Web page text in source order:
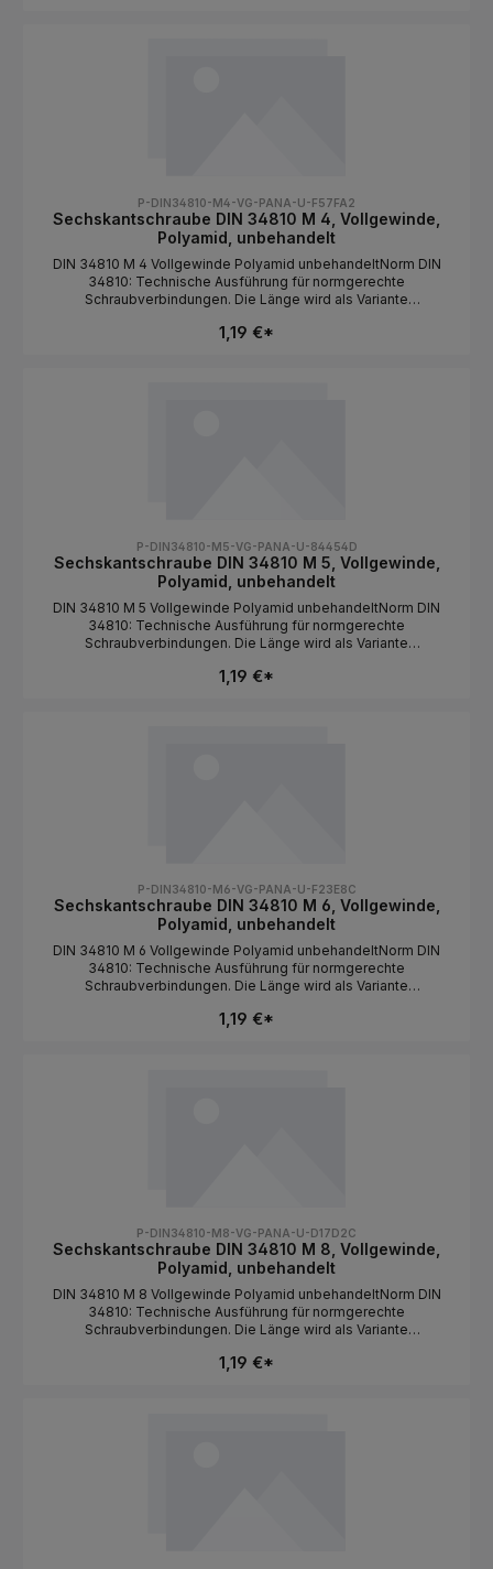
P-DIN34810-M4-VG-PANA-U-F57FA2
Sechskantschraube DIN 34810 M 4, Vollgewinde,
Polyamid, unbehandelt
DIN 34810 M 4 Vollgewinde Polyamid unbehandeltNorm DIN
34810: Technische Ausführung für normgerechte
Schraubverbindungen. Die Länge wird als Variante
VollgewindeGewindeartMetrischGewindeM
1,19 €*
P-DIN34810-M5-VG-PANA-U-84454D
Sechskantschraube DIN 34810 M 5, Vollgewinde,
Polyamid, unbehandelt
DIN 34810 M 5 Vollgewinde Polyamid unbehandeltNorm DIN
34810: Technische Ausführung für normgerechte
Schraubverbindungen. Die Länge wird als Variante
VollgewindeGewindeartMetrischGewindeM
1,19 €*
P-DIN34810-M6-VG-PANA-U-F23E8C
Sechskantschraube DIN 34810 M 6, Vollgewinde,
Polyamid, unbehandelt
DIN 34810 M 6 Vollgewinde Polyamid unbehandeltNorm DIN
34810: Technische Ausführung für normgerechte
Schraubverbindungen. Die Länge wird als Variante
VollgewindeGewindeartMetrischGewindeM
1,19 €*
P-DIN34810-M8-VG-PANA-U-D17D2C
Sechskantschraube DIN 34810 M 8, Vollgewinde,
Polyamid, unbehandelt
DIN 34810 M 8 Vollgewinde Polyamid unbehandeltNorm DIN
34810: Technische Ausführung für normgerechte
Schraubverbindungen. Die Länge wird als Variante
VollgewindeGewindeartMetrischGewindeM
1,19 €*